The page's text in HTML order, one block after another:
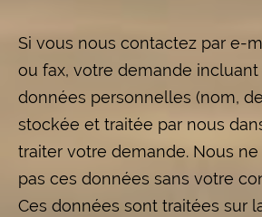
Si vous nous contactez par e-
ou fax, votre demande
données personnelles (nom,
stockée et traitée par nous
traiter votre demande. Nous
pas ces données sans votre
Ces données sont traitées sur